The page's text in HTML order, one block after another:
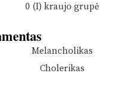
0 (I) kraujo grupė
Melancholikas
Cholerikas